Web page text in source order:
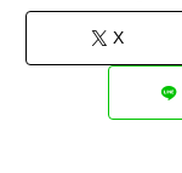
X